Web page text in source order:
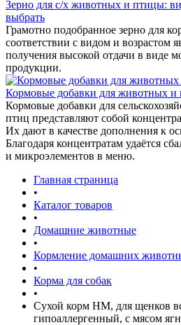
Зерно для с/х животных и птицы:
выбрать
Грамотно подобранное зерно для
соответствии с видом и возрастом
получения высокой отдачи в виде
продукции.
Кормовые добавки для животных и
Кормовые добавки для
птиц представляют собой
Их дают в качестве дополнения к
Благодаря концентратам удаётся
и микроэлементов в меню.
Главная страница
•
Каталог товаров
•
Домашние животные
•
Кормление домашних
•
Корма для собак
•
Сухой корм НМ, для щенков
гипоаллергенный, с мясом